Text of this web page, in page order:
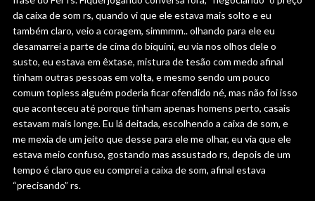
da caixa de som rs, quando vi que ele estava mais solto e eu
também claro, veio a coragem, simmmm.. olhando para ele eu
desamarrei a parte de cima do biquíni, eu via nos olhos dele o
susto, eu estava em êxtase, mistura de tesão com medo afinal
tinham outras pessoas em volta, e mesmo sendo um pouco
comum topless alguém poderia ficar ofendido né, mas não foi isso
que aconteceu até porque tinham apenas homens perto, casais
estavam mais longe. Eu lá deitada, escolhendo a caixa de som, e
me mexia de um jeito que desse para ele me olhar, eu via que ele
estava meio confuso, gostando mas assustado rs, depois de um
tempo é claro que eu comprei a caixa de som, afinal estava
“precisando” rs.